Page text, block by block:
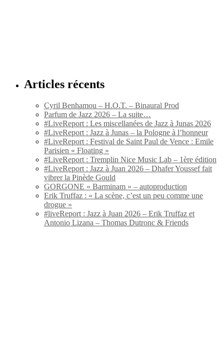
Articles récents
Cyril Benhamou – H.O.T. – Binaural Prod
Parfum de Jazz 2026 – La suite…
#LiveReport : Les miscellanées de Jazz à Junas 2026
#LiveReport : Jazz à Junas – la Pologne à l’honneur
#LiveReport : Festival de Saint Paul de Vence : Emile
Parisien « Floating »
#LiveReport : Tremplin Nice Music Lab – 1ère édition
#LiveReport : Jazz à Juan 2026 – Dhafer Youssef fait
vibrer la Pinède Gould
GORGONE « Barminam » – autoproduction
Erik Truffaz : « La scène, c’est un peu comme une
drogue »
#liveReport : Jazz à Juan 2026 – Erik Truffaz et
Antonio Lizana – Thomas Dutronc & Friends